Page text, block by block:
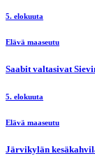
5. elokuuta
Elävä maaseutu
Saabit valtasivat
5. elokuuta
Elävä maaseutu
Järvikylän